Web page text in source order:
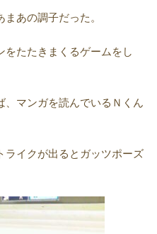
あの調子だった。
をたたきまくるゲームをし
、マンガを読んでいるＮくん
ライクが出るとガッツポーズ